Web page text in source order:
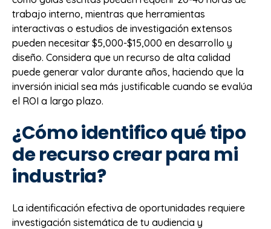
trabajo interno, mientras que herramientas
interactivas o estudios de investigación extensos
pueden necesitar $5,000-$15,000 en desarrollo y
diseño. Considera que un recurso de alta calidad
puede generar valor durante años, haciendo que la
inversión inicial sea más justificable cuando se evalúa
el ROI a largo plazo.
¿Cómo identifico qué tipo
de recurso crear para mi
industria?
La identificación efectiva de oportunidades requiere
investigación sistemática de tu audiencia y